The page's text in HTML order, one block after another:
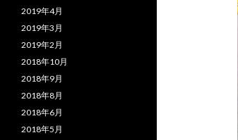
2019年4月
2019年3月
2019年2月
2018年10月
2018年9月
2018年8月
2018年6月
2018年5月